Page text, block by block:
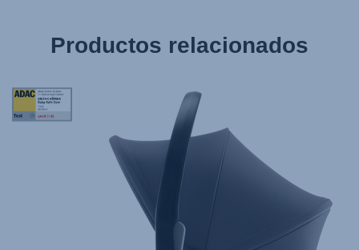
Productos relacionados
Award
StiWa